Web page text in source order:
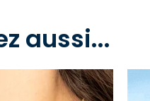
aussi...